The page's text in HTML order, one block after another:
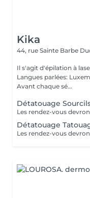
Kika
44, rue Sainte Barbe
Il s'agit d'épilation à laser!! Pas d'épilation à la cire ni
Langues parlées:
Avant chaque sé...
Détatouage
Détatouage